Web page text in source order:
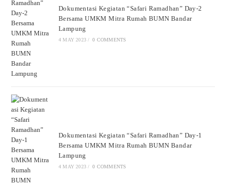
Dokumentasi Kegiatan “Safari Ramadhan” Day-2
Bersama UMKM Mitra Rumah BUMN Bandar
Lampung
4 MAY 2023 / 0 COMMENTS
Dokumentasi Kegiatan “Safari Ramadhan” Day-1
Bersama UMKM Mitra Rumah BUMN Bandar
Lampung
4 MAY 2023 / 0 COMMENTS